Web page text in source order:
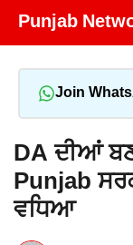
Skip
Punjab
Join
DA ਦੀਆਂ
Punjab
ਵਧਿਆ